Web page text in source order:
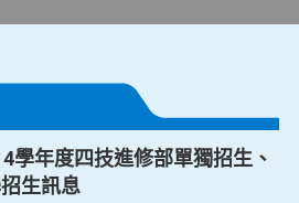
學年度四技進修部單獨招生、
生訊息